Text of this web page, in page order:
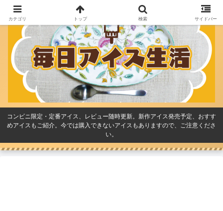
コンビニ限定・定番アイス、レビュー随時更新。新作アイス発売予定、おすす
めアイスもご紹介。今では購入できないアイスもありますので、ご注意くださ
い。
カテゴリ トップ 検索 サイドバー